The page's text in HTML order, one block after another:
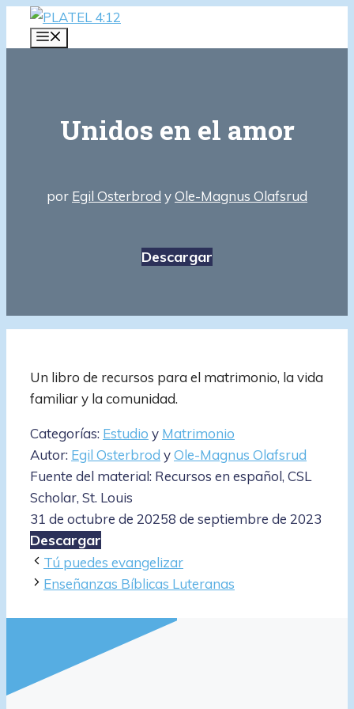
Saltar
Unidos en el amor
por Egil Osterbrod yOle-Magnus Olafsrud
Descargar
Un libro de recursos para el matrimonio, la vida
familiar y la comunidad.
Categorías: Estudio y Matrimonio
Autor: Egil Osterbrod yOle-Magnus Olafsrud
Fuente del material: Recursos en español, CSL
Scholar, St. Louis
31 de octubre de 20258 de septiembre de 2023
Descargar
Tú puedes evangelizar
Enseñanzas Bíblicas Luteranas